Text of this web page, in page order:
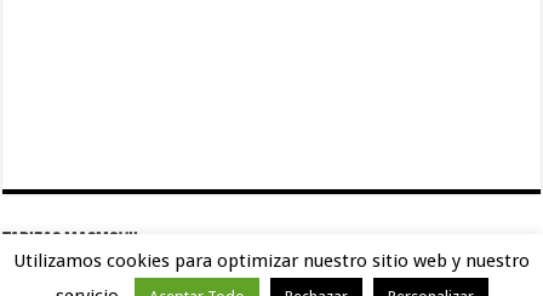
TARIFAS MASMOVIL
Utilizamos cookies para optimizar nuestro sitio web y nuestro